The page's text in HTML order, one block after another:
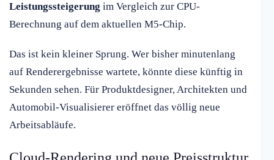
Leistungssteigerung im Vergleich zur CPU-
Berechnung auf dem aktuellen M5-Chip.
Das ist kein kleiner Sprung. Wer bisher minutenlang
auf Renderergebnisse wartete, könnte diese künftig in
Sekunden sehen. Für Produktdesigner, Architekten und
Automobil-Visualisierer eröffnet das völlig neue
Arbeitsabläufe.